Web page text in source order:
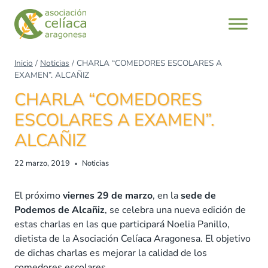
Saltar
contenido
Inicio / Noticias / CHARLA “COMEDORES ESCOLARES A
EXAMEN”. ALCAÑIZ
CHARLA “COMEDORES
ESCOLARES A EXAMEN”.
ALCAÑIZ
22 marzo, 2019 Noticias
El próximoviernes 29 de marzo, en lasede de
Podemos de Alcañiz, se celebra una nueva edición de
estas charlas en las que participará Noelia Panillo,
dietista de la Asociación Celíaca Aragonesa. El objetivo
de dichas charlas es mejorar la calidad de los